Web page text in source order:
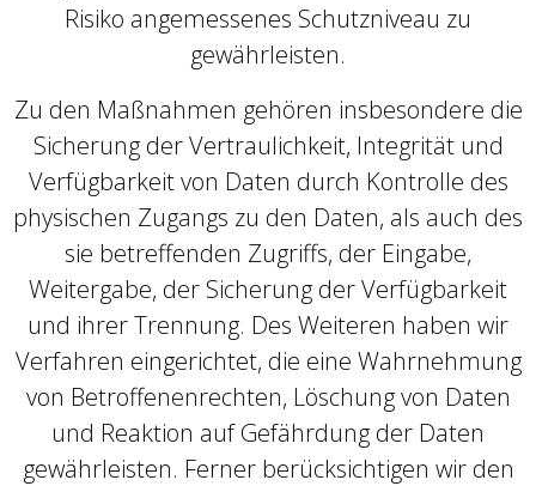
Risiko angemessenes Schutzniveau zu
gewährleisten.
Zu den Maßnahmen gehören insbesondere die
Sicherung der Vertraulichkeit, Integrität und
Verfügbarkeit von Daten durch Kontrolle des
physischen Zugangs zu den Daten, als auch des
sie betreffenden Zugriffs, der Eingabe,
Weitergabe, der Sicherung der Verfügbarkeit
und ihrer Trennung. Des Weiteren haben wir
Verfahren eingerichtet, die eine Wahrnehmung
von Betroffenenrechten, Löschung von Daten
und Reaktion auf Gefährdung der Daten
gewährleisten. Ferner berücksichtigen wir den